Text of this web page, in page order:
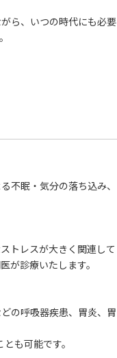
ら、いつの時代にも必要
不眠・気分の落ち込み、
トレスが大きく関連して
が診療いたします。
の呼吸器疾患、胃炎、胃
も可能です。